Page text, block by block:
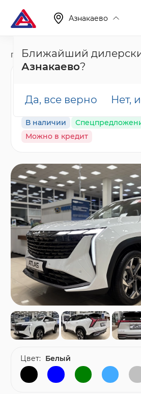
Азнакаево
Ближайший
Азнакаево?
Да, все верно Нет,
Главная Каталог Новые
белый
В наличии
Можно в кредит
Цвет: Белый